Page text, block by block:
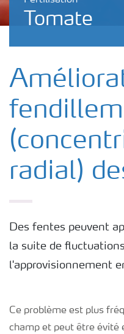
Tomate
radial)
Des fentes peuvent
la suite de
l'approvisionnement
Ce problème est plus
champ et peut être évité